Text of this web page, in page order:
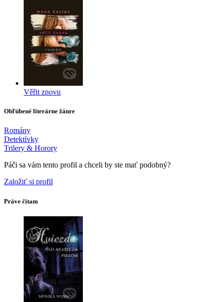
Věřit znovu
Obľúbené literárne žánre
Romány
Detektívky
Trilery & Horory
Páči sa vám tento profil a chceli by ste mať podobný?
Založiť si profil
Práve čítam